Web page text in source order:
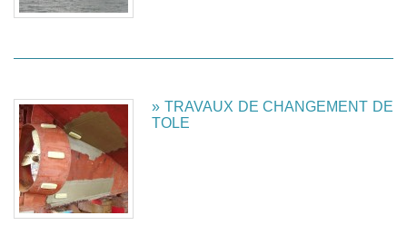
» TRAVAUX DE CHANGEMENT DE
TOLE